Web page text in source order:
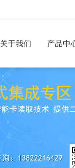
关于我们 产品中